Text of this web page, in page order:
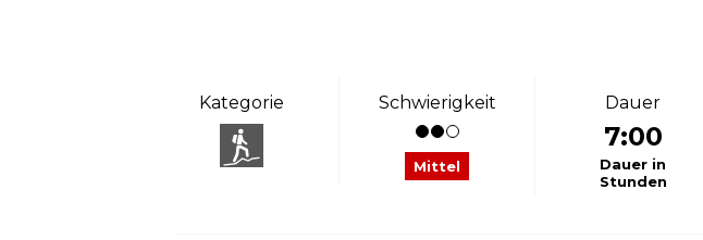
Kategorie Schwierigkeit
Mittel
Dauer
7:00
Dauer in
Stunden